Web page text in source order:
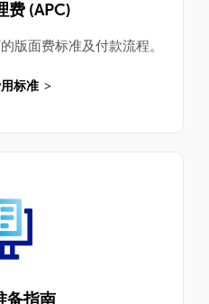
费 (APC)
版面费标准及付款流程。
标准
备指南